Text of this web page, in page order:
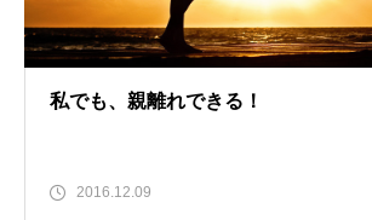
私でも、親離れできる！
2016.12.09